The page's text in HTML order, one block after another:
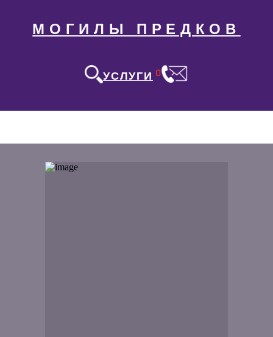
МОГИЛЫ ПРЕДКОВ
УСЛУГИ 0